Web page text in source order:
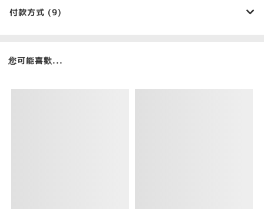
付款方式 (9)
您可能喜歡...